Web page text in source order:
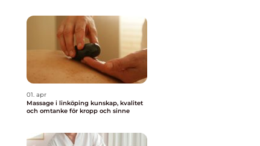
01. apr
Massage i linköping kunskap, kvalitet
och omtanke för kropp och sinne